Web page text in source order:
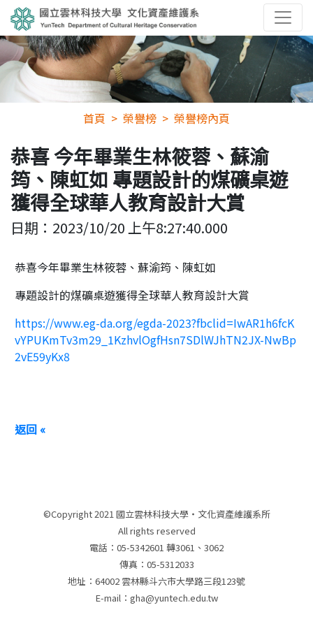
首頁 榮譽榜 榮譽榜內頁
恭喜 今年畢業生林筱蓉、蘇渝
筠、陳虹如 專題設計的煤礦桌遊
獲得全球華人教育設計大賞
日期： 2023/10/20 上午8:27:40.000
恭喜今年畢業生林筱蓉、蘇渝筠、陳虹如
專題設計的煤礦桌遊獲得全球華人教育設計大賞
https://www.eg-da.org/egda-2023?fbclid=IwAR1h6fcK
vYPUKmTv3m29_1KzhvlOgfHsn7SDlWJhTN2JX-NwBp
2vE59yKx8
返回 «
©Copyright 2021 國立雲林科技大學‧文化資產維護系所
All rights reserved
電話：05-5342601 轉3061、3062
傳真：05-5312033
地址：64002 雲林縣斗六市大學路三段123號
E-mail：gha@yuntech.edu.tw